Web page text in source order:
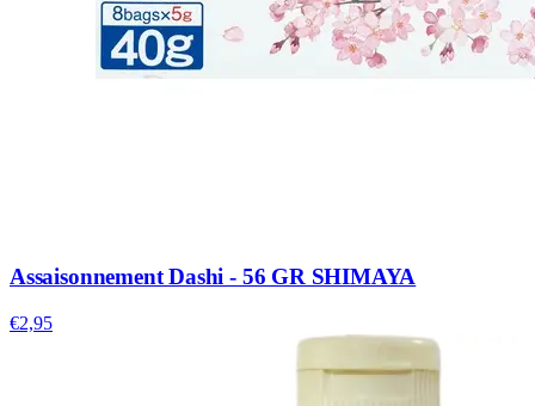
Assaisonnement Dashi - 56 GR SHIMAYA
€2,95